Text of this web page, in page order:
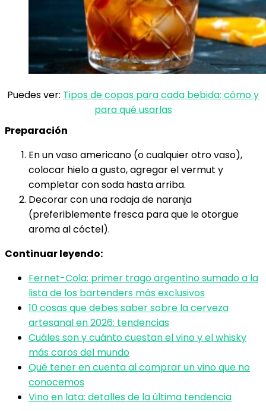
Puedes ver: Tipos de copas para cada bebida: cómo y
para qué usarlas
Preparación
En un vaso americano (o cualquier otro vaso),
colocar hielo a gusto, agregar el vermut y
completar con soda hasta arriba.
Decorar con una rodaja de naranja
(preferiblemente fresca para que le otorgue
aroma al cóctel).
Continuar leyendo:
Fernet-Cola: primer trago argentino sumado a la
lista de los bartenders más exclusivos
10 cosas que debes saber sobre la cerveza
artesanal en 2026: tendencias
Cuáles son y cuánto cuestan el vino y el whisky
más caros del mundo
Qué tener en cuenta al comprar un vino que no
conocemos
Vino en lata: detalles de la última tendencia